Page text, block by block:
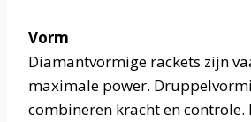
Vorm
Diamantvormige rackets zijn
maximale power.
combineren kracht en controle.